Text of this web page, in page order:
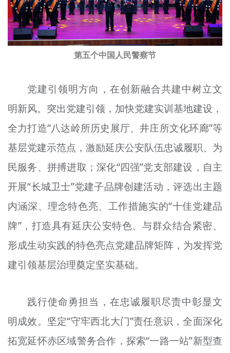
第五个中国人民警察节
党建引领明方向，在创新融合共建中树立文
明新风。突出党建引领，加快党建实训基地建设，
全力打造“八达岭所历史展厅、井庄所文化环廊”等
基层党建示范点，激励延庆公安队伍忠诚履职、为
民服务、拼搏进取；深化“四强”党支部建设，自主
开展“长城卫士”党建子品牌创建活动，评选出主题
内涵深、理念特色亮、工作措施实的“十佳党建品
牌”，打造具有延庆公安特色、与群众结合紧密、
形成生动实践的特色亮点党建品牌矩阵，为发挥党
建引领基层治理奠定坚实基础。
践行使命勇担当，在忠诚履职尽责中彰显文
明成效。坚定“守牢西北大门”责任意识，全面深化
拓宽延怀赤区域警务合作，探索“一路一站”新型查